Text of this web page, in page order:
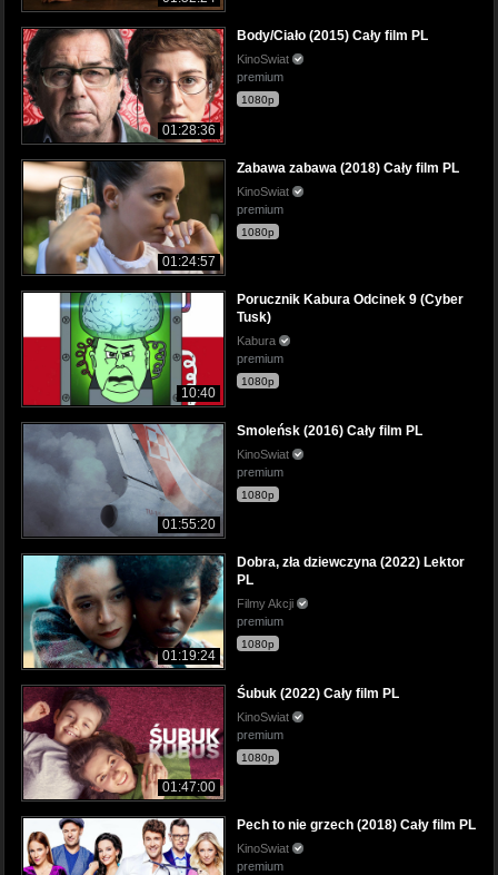
01:28:36
Body/Ciało (2015) Cały film PL
KinoSwiat
premium
1080p
01:24:57
Zabawa zabawa (2018) Cały film PL
KinoSwiat
premium
1080p
10:40
Porucznik Kabura Odcinek 9 (Cyber
Tusk)
Kabura
premium
1080p
01:55:20
Smoleńsk (2016) Cały film PL
KinoSwiat
premium
1080p
01:19:24
Dobra, zła dziewczyna (2022) Lektor
PL
Filmy Akcji
premium
1080p
01:47:00
Śubuk (2022) Cały film PL
KinoSwiat
premium
1080p
Pech to nie grzech (2018) Cały film PL
KinoSwiat
premium